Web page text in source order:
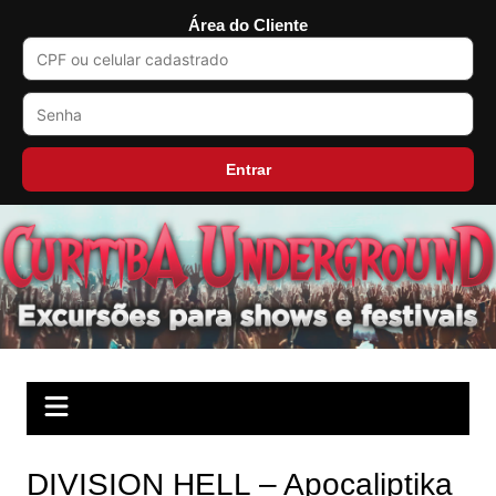
Área do Cliente
Entrar
para
o
conteúdo
DIVISION HELL – Apocaliptika